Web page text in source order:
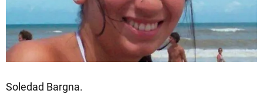
Soledad Bargna.